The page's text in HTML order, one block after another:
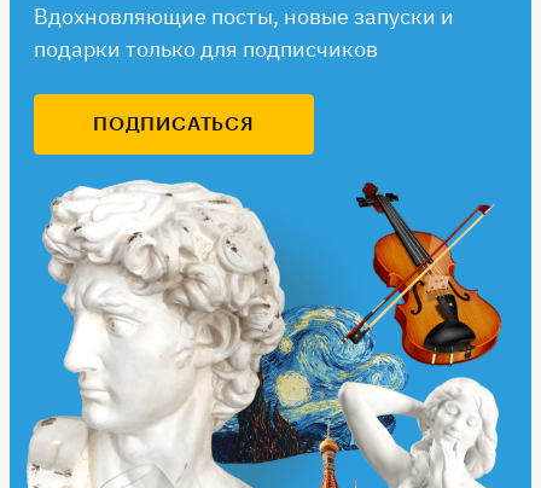
Вдохновляющие посты, новые запуски и
подарки только для подписчиков
ПОДПИСАТЬСЯ